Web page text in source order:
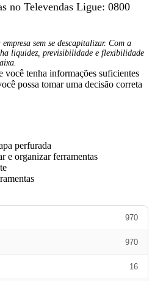
no Televendas Ligue: 0800
sem se descapitalizar. Com a
liquidez, previsibilidade e flexibilidade
você tenha informações suficientes
possa tomar uma decisão correta
perfurada
e organizar ferramentas
970
970
16